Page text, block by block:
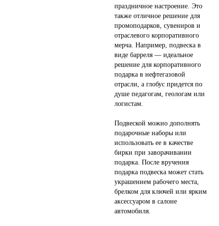
праздничное настроение. Это
также отличное решение для
промоподарков, сувениров и
отраслевого корпоративного
мерча. Например, подвеска в
виде барреля — идеальное
решение для корпоративного
подарка в нефтегазовой
отрасли, а глобус придется по
душе педагогам, геологам или
логистам.
Подвеской можно дополнять
подарочные наборы или
использовать ее в качестве
бирки при заворачивании
подарка. После вручения
подарка подвеска может стать
украшением рабочего места,
брелком для ключей или ярким
аксессуаром в салоне
автомобиля.